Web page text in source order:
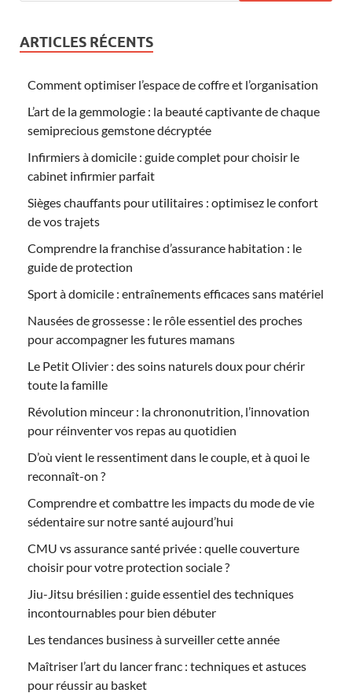
ARTICLES RÉCENTS
Comment optimiser l’espace de coffre et l’organisation
L’art de la gemmologie : la beauté captivante de chaque
semiprecious gemstone décryptée
Infirmiers à domicile : guide complet pour choisir le
cabinet infirmier parfait
Sièges chauffants pour utilitaires : optimisez le confort
de vos trajets
Comprendre la franchise d’assurance habitation : le
guide de protection
Sport à domicile : entraînements efficaces sans matériel
Nausées de grossesse : le rôle essentiel des proches
pour accompagner les futures mamans
Le Petit Olivier : des soins naturels doux pour chérir
toute la famille
Révolution minceur : la chrononutrition, l’innovation
pour réinventer vos repas au quotidien
D’où vient le ressentiment dans le couple, et à quoi le
reconnaît-on ?
Comprendre et combattre les impacts du mode de vie
sédentaire sur notre santé aujourd’hui
CMU vs assurance santé privée : quelle couverture
choisir pour votre protection sociale ?
Jiu-Jitsu brésilien : guide essentiel des techniques
incontournables pour bien débuter
Les tendances business à surveiller cette année
Maîtriser l’art du lancer franc : techniques et astuces
pour réussir au basket